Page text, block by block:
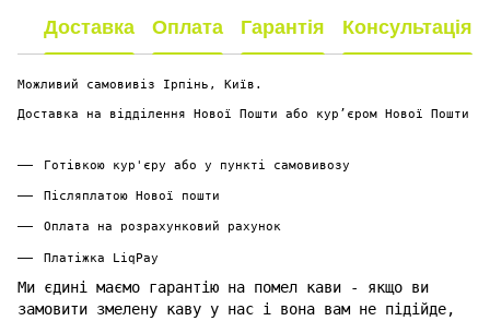
Доставка Оплата Гарантія Консультація
Можливий самовивіз Ірпінь, Київ.
Доставка на відділення Нової Пошти або курʼєром Нової Пошти
Готівкою кур'єру або у пункті самовивозу
Післяплатою Нової пошти
Оплата на розрахунковий рахунок
Платіжка LiqPay
Ми єдині маємо гарантію на помел кави - якщо ви
замовити змелену каву у нас і вона вам не підійде,